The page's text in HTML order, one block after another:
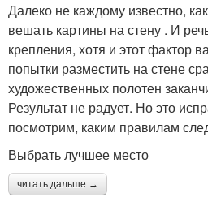
Далеко не каждому известно,
вешать картины на стену . И
крепления, хотя и этот фактор
попытки разместить на стене
художественных полотен
Результат не радует. Но это
посмотрим, каким правилам
Выбрать лучшее место
читать дальше →